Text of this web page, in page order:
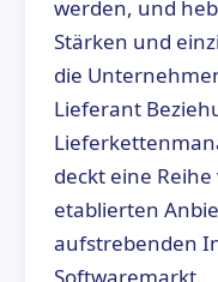
werden, und
Stärken und
die
Lieferant
deckt eine
etablierten
aufstrebenden